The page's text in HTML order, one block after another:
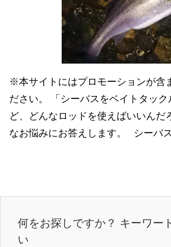
※本サイトにはプロモーションが含
ださい。 「シーバスをベイトタッ
ど、どんなロッドを使えばいいん
なお悩みにお答えします。 シーバ
何をお探しですか？ キーワー
い